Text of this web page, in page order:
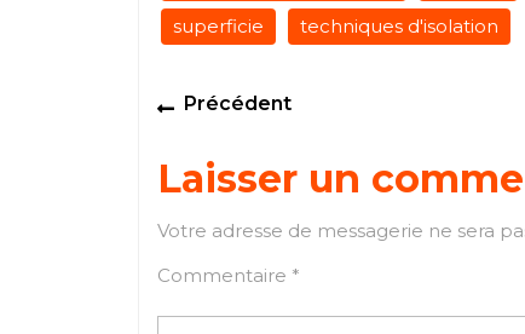
superficie
techniques d'isolation
Navigation
l’article
PrécédentPrevious
Laisser un
Votre adresse de messagerie ne sera
Commentaire *